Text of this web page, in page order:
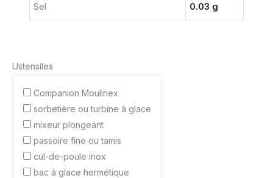
Sel 0.03 g
Ustensiles
Companion Moulinex
sorbetière ou turbine à glace
mixeur plongeant
passoire fine ou tamis
cul-de-poule inox
bac à glace hermétique